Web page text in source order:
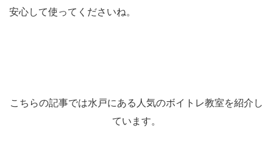
安心して使ってくださいね。
こちらの記事では水戸にある人気のボイトレ教室を紹介し
ています。